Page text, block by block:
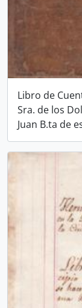
Libro de
Sra. de los
Juan B.ta de